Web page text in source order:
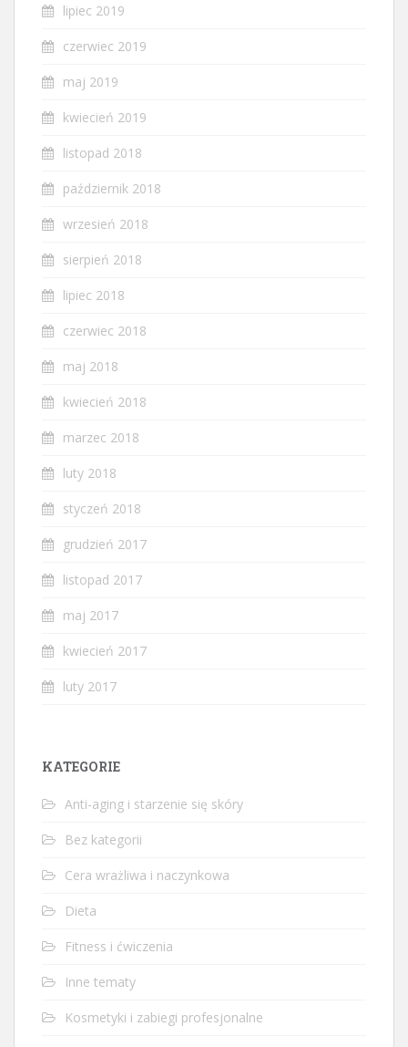
lipiec 2019
czerwiec 2019
maj 2019
kwiecień 2019
listopad 2018
październik 2018
wrzesień 2018
sierpień 2018
lipiec 2018
czerwiec 2018
maj 2018
kwiecień 2018
marzec 2018
luty 2018
styczeń 2018
grudzień 2017
listopad 2017
maj 2017
kwiecień 2017
luty 2017
KATEGORIE
Anti-aging i starzenie się skóry
Bez kategorii
Cera wrażliwa i naczynkowa
Dieta
Fitness i ćwiczenia
Inne tematy
Kosmetyki i zabiegi profesjonalne